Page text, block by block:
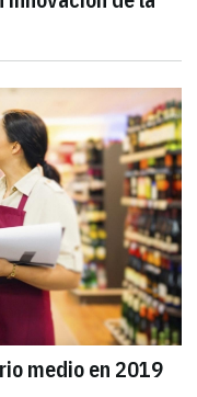
medio en 2019